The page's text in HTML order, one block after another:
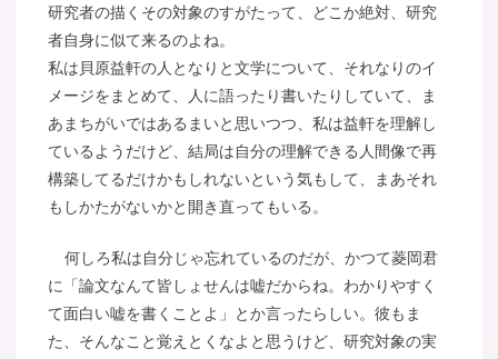
研究者の描くその対象のすがたって、どこか絶対、研究
者自身に似て来るのよね。
私は貝原益軒の人となりと文学について、それなりのイ
メージをまとめて、人に語ったり書いたりしていて、ま
あまちがいではあるまいと思いつつ、私は益軒を理解し
ているようだけど、結局は自分の理解できる人間像で再
構築してるだけかもしれないという気もして、まあそれ
もしかたがないかと開き直ってもいる。
何しろ私は自分じゃ忘れているのだが、かつて菱岡君
に「論文なんて皆しょせんは嘘だからね。わかりやすく
て面白い嘘を書くことよ」とか言ったらしい。彼もま
た、そんなこと覚えとくなよと思うけど、研究対象の実